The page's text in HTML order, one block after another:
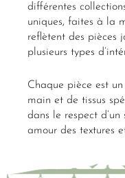
différentes
uniques, faites à la
reflètent des pièces
plusieurs types
Chaque pièce est
main et de tissus
dans le respect d’un
amour des textures